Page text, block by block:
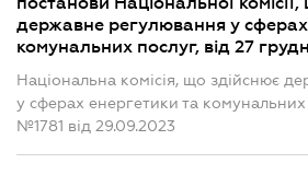
державне регулювання у сферах
комунальних послуг, від 27
Національна комісія, що здійснює
у сферах енергетики та
№1781 від 29.09.2023